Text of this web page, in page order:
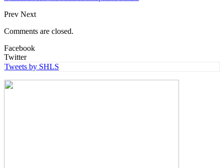
Prev Next
Comments are closed.
Facebook
Twitter
Tweets by SHLS